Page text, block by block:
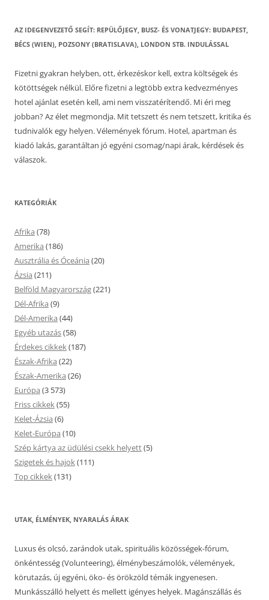
AZ IDEGENVEZETŐ SEGÍT: REPÜLŐJEGY, BUSZ- ÉS VONATJEGY: BUDAPEST,
BÉCS (WIEN), POZSONY (BRATISLAVA), LONDON STB. INDULÁSSAL
Fizetni gyakran helyben, ott, érkezéskor kell, extra költségek és
kötöttségek nélkül. Előre fizetni a legtöbb extra kedvezményes
hotel ajánlat esetén kell, ami nem visszatérítendő. Mi éri meg
jobban? Az élet megmondja. Mit tetszett és nem tetszett, kritika és
tudnivalók egy helyen. Vélemények fórum. Hotel, apartman és
kiadó lakás, garantáltan jó egyéni csomag/napi árak, kérdések és
válaszok.
KATEGÓRIÁK
Afrika (78)
Amerika (186)
Ausztrália és Óceánia (20)
Ázsia (211)
Belföld Magyarország(221)
Dél-Afrika (9)
Dél-Amerika (44)
Egyéb utazás(58)
Érdekes cikkek(187)
Észak-Afrika (22)
Észak-Amerika (26)
Európa (3 573)
Friss cikkek(55)
Kelet-Ázsia (6)
Kelet-Európa (10)
Szép kártya az üdülési csekk helyett(5)
Szigetek és hajok(111)
Top cikkek(131)
UTAK, ÉLMÉNYEK, NYARALÁS ÁRAK
Luxus és olcsó, zarándok utak, spirituális közösségek-fórum,
önkéntesség (Volunteering), élménybeszámolók, vélemények,
körutazás, új egyéni, öko- és örökzöld témák ingyenesen.
Munkásszálló helyett és mellett igényes helyek. Magánszállás és